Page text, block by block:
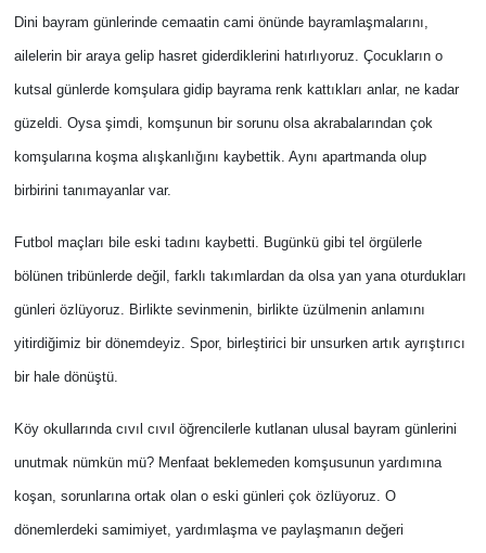
Dini bayram günlerinde cemaatin cami önünde bayramlaşmalarını,
ailelerin bir araya gelip hasret giderdiklerini hatırlıyoruz. Çocukların o
kutsal günlerde komşulara gidip bayrama renk kattıkları anlar, ne kadar
güzeldi. Oysa şimdi, komşunun bir sorunu olsa akrabalarından çok
komşularına koşma alışkanlığını kaybettik. Aynı apartmanda olup
birbirini tanımayanlar var.
Futbol maçları bile eski tadını kaybetti. Bugünkü gibi tel örgülerle
bölünen tribünlerde değil, farklı takımlardan da olsa yan yana oturdukları
günleri özlüyoruz. Birlikte sevinmenin, birlikte üzülmenin anlamını
yitirdiğimiz bir dönemdeyiz. Spor, birleştirici bir unsurken artık ayrıştırıcı
bir hale dönüştü.
Köy okullarında cıvıl cıvıl öğrencilerle kutlanan ulusal bayram günlerini
unutmak nümkün mü? Menfaat beklemeden komşusunun yardımına
koşan, sorunlarına ortak olan o eski günleri çok özlüyoruz. O
dönemlerdeki samimiyet, yardımlaşma ve paylaşmanın değeri